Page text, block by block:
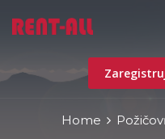
Home